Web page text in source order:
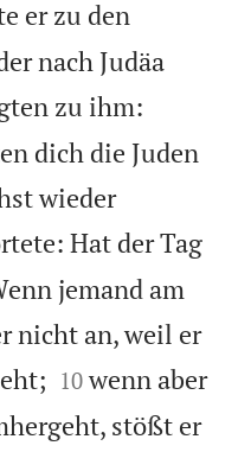
er zu den
nach Judäa
zu ihm:
dich die Juden
wieder
Hat der Tag
jemand am
nicht an, weil er


10 wenn aber
stößt er